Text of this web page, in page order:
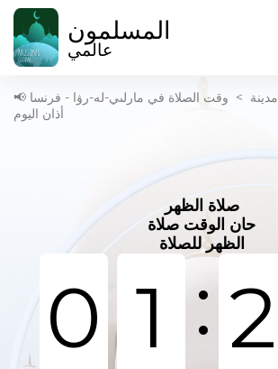
المسلمون
عالمي
مدينة > وقت الصلاة في مارلىي-لە-رۋا - فرنسا 📢
أذان اليوم
صلاة الظهر
حان الوقت صلاة
الظهر للصلاة
0 1 : 2